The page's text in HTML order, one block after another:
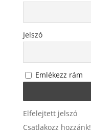
Jelszó
Emlékezz rám
Elfelejtett jelszó
Csatlakozz hozzánk!